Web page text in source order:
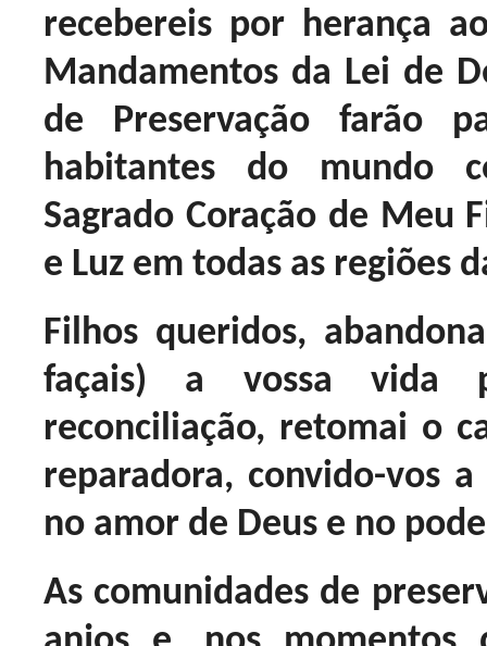
recebereis por herança
Mandamentos da Lei de
de Preservação farão
habitantes do mundo
Sagrado Coração de Meu
e Luz em todas as regiões
Filhos queridos,
façais) a vossa vida
reconciliação, retomai o
reparadora, convido-vos
no amor de Deus e no
As comunidades de